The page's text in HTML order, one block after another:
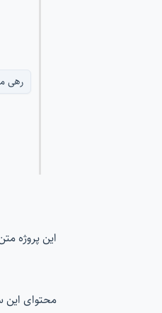
رهی
این پروژه
محتوای